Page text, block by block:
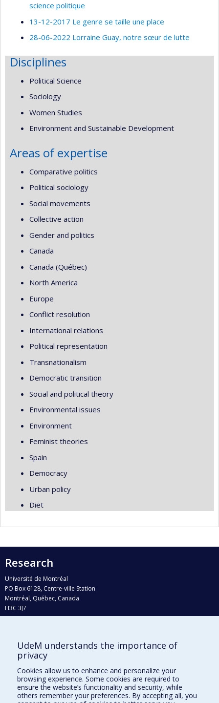
science politique
13-12-2017 Le genre se taille une place
28-06-2022 Lorraine Guay, notre sœur de lutte
Disciplines
Political Science
Sociology
Women Studies
Environment and Sustainable Development
Areas of expertise
Comparative politics
Political sociology
Social movements
Collective action
Gender and politics
Canada
Canada (Québec)
North America
Europe
Conflict resolution
International relations
Political representation
Transnationalism
Democratic transition
Social and political theory
Environmental issues
Environment
Feminist theories
Spain
Democracy
Urban policy
Diet
Research
Université de Montréal
PO Box 6128, Centre-ville Station
Montréal, Québec, Canada
H3C 3J7
Who does what?
Find us
Site map
Accessibility
UdeM understands the importance of
privacy
Cookies allow us to enhance and personalize your
browsing experience. Some cookies are required to
ensure the website’s functionality and security, while
others remember your preferences. By accepting all, you